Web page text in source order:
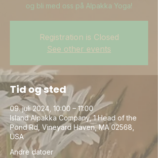
og bli med oss på Alpakka Yoga!
Registration is Closed
See other events
Tid og sted
09. juli 2024, 10:00 – 11:00
Island Alpakka Company, 1 Head of the
Pond Rd, Vineyard Haven, MA 02568,
USA
Andre datoer